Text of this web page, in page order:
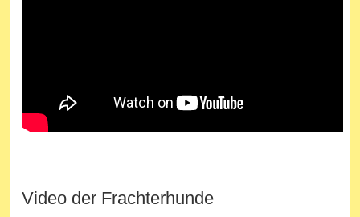
Video der Frachterhunde